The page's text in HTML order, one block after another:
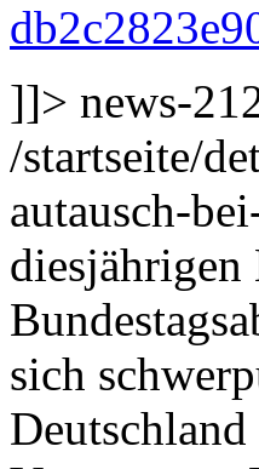
]]> news-
/startseite/
autausch-
diesjährigen
sich